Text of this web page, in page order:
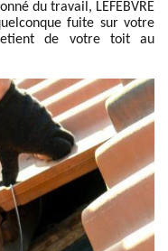
du travail, LEFEBVRE
fuite sur votre
de votre toit au